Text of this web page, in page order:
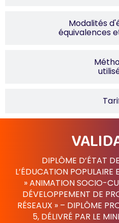
Modalités
équivalences
DIPLÔME D’ÉTAT
L’ÉDUCATION POPULAIRE
» ANIMATION SOCIO-
DÉVELOPPEMENT DE
RÉSEAUX » – DIPLÔME
5, DÉLIVRÉ PAR LE